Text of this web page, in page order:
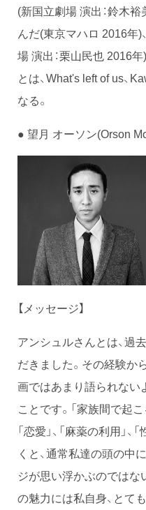
(新国立劇場 演出：鈴木
んだ(東京マハロ 2016年)
場 演出：栗山民也 2016
とは、What's left of us、
なる。
● 望月 オーソン(Orson
【メッセージ】
アンシュルさんとは、過
だきました。その経験か
画ではあまり語られない
ことです。「家族間で起
「恋愛」、「麻薬の利用」
くと、通常私達の頭の中
ジが思い浮かぶのではな
の魅力には私自身、とて